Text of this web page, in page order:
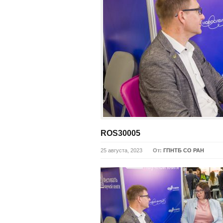
ROS30005
25 августа, 2023 От: ГПНТБ СО РАН